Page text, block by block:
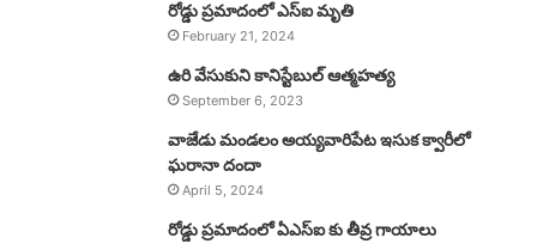
రోడ్డు ప్రమాదంలో ఎస్ఐ మృతి
February 21, 2024
ఉరి వేసుకుని కానిస్టేబుల్ ఆత్మహత్య
September 6, 2023
వాజేడు మండలం అయ్యవారిపేట ఇసుక క్వారీలో
ఘరానా దందా
April 5, 2024
రోడ్డు ప్రమాదంలో ఏఎస్ఐ కు తీవ్ర గాయాలు